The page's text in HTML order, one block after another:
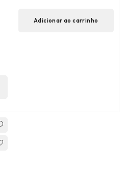
Adicionar ao carrinho